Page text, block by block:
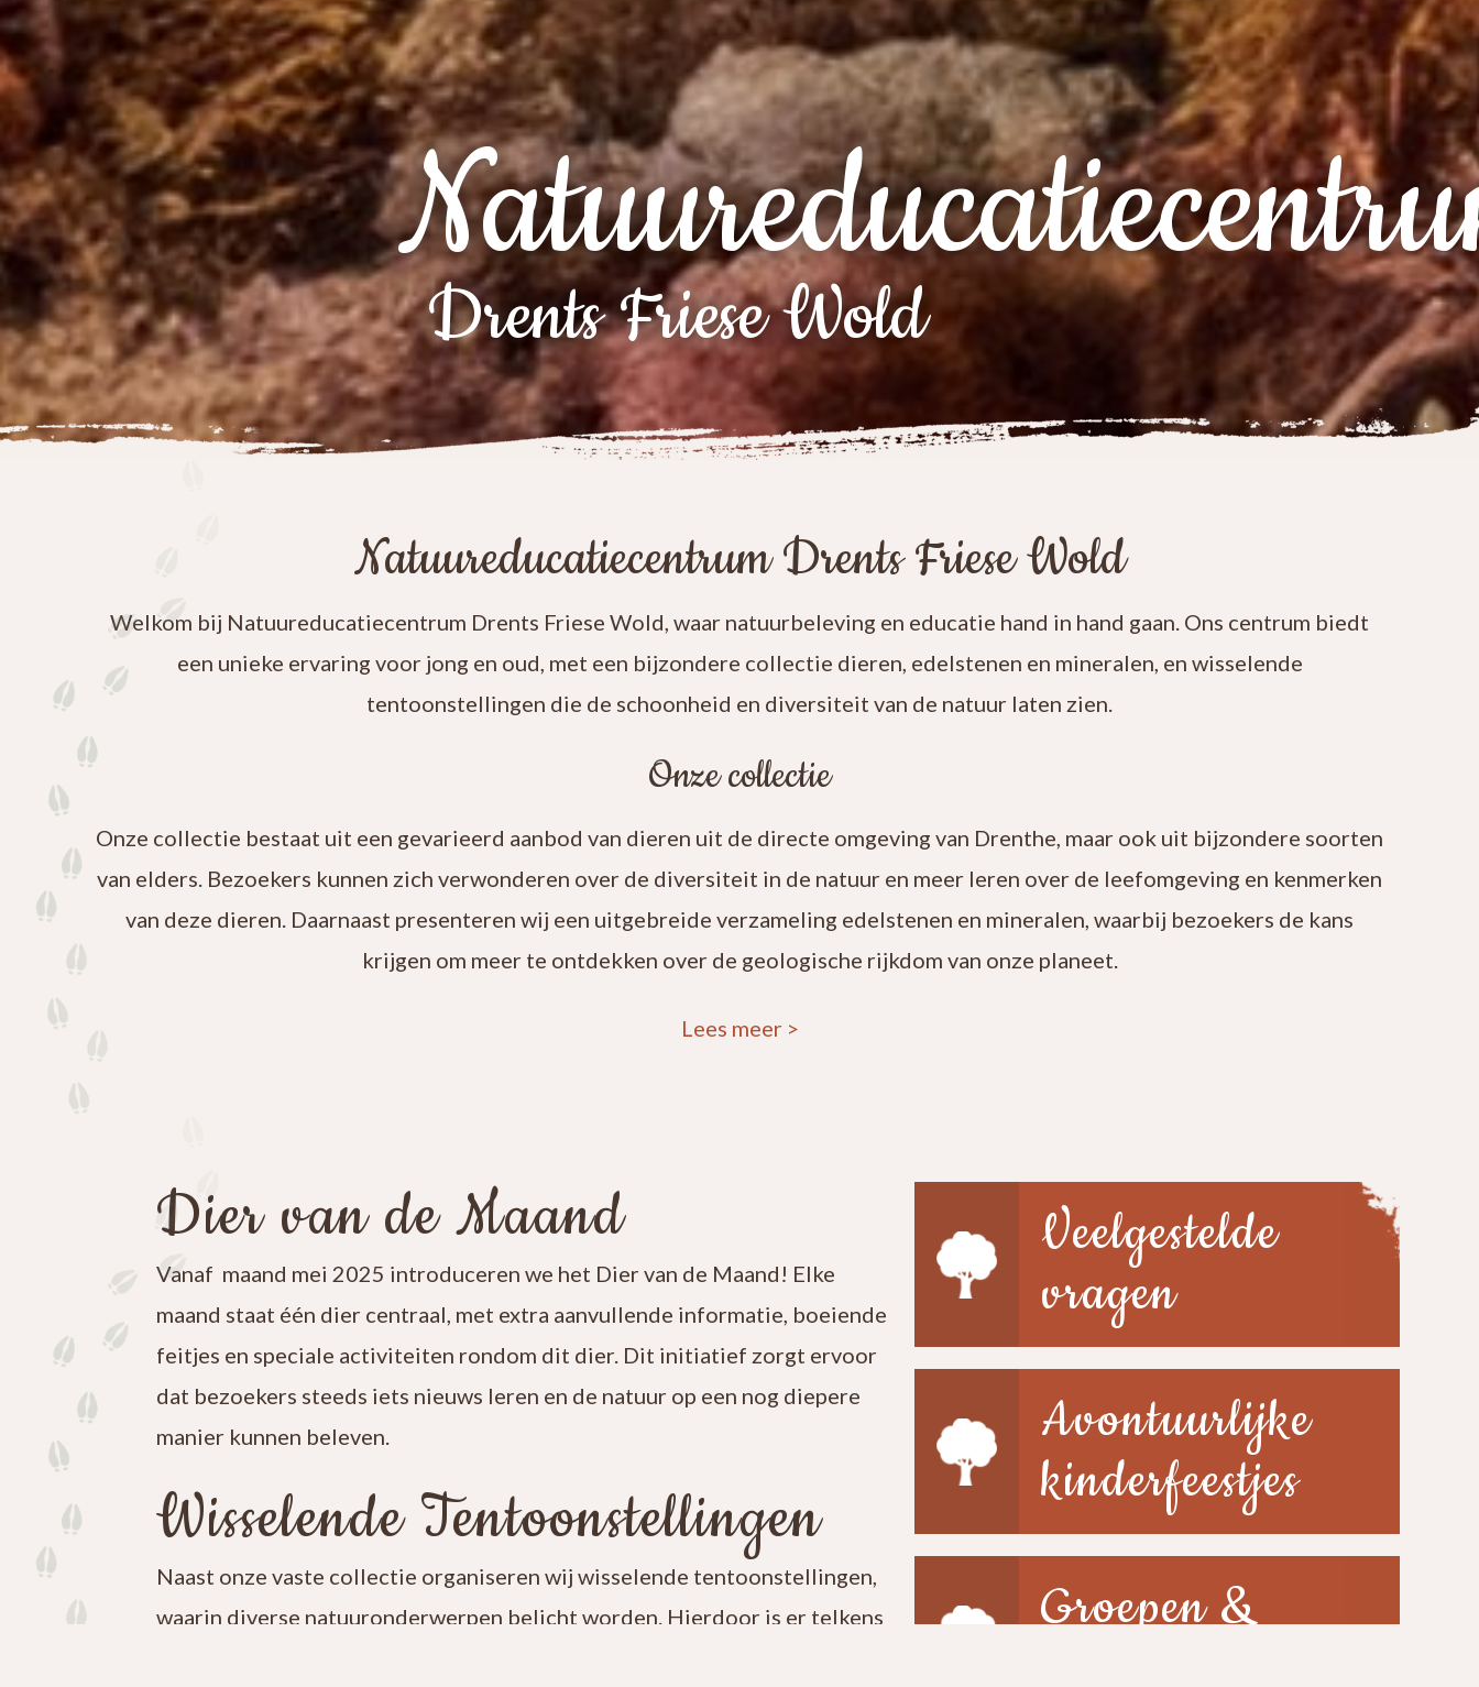
Drents Friese Wold
Natuureducatiecentrum Drents Friese Wold
Welkom bij Natuureducatiecentrum Drents Friese Wold, waar natuurbeleving en educatie hand in hand gaan. Ons centrum biedt
een unieke ervaring voor jong en oud, met een bijzondere collectie dieren, edelstenen en mineralen, en wisselende
tentoonstellingen die de schoonheid en diversiteit van de natuur laten zien.
Onze collectie
Onze collectie bestaat uit een gevarieerd aanbod van dieren uit de directe omgeving van Drenthe, maar ook uit bijzondere soorten
van elders. Bezoekers kunnen zich verwonderen over de diversiteit in de natuur en meer leren over de leefomgeving en kenmerken
van deze dieren. Daarnaast presenteren wij een uitgebreide verzameling edelstenen en mineralen, waarbij bezoekers de kans
krijgen om meer te ontdekken over de geologische rijkdom van onze planeet.
Lees meer >
Dier van de Maand
Vanaf maand mei 2025 introduceren we het Dier van de Maand! Elke
maand staat één dier centraal, met extra aanvullende informatie, boeiende
feitjes en speciale activiteiten rondom dit dier. Dit initiatief zorgt ervoor
dat bezoekers steeds iets nieuws leren en de natuur op een nog diepere
manier kunnen beleven.
Wisselende Tentoonstellingen
Naast onze vaste collectie organiseren wij wisselende tentoonstellingen,
waarin diverse natuuronderwerpen belicht worden. Hierdoor is er telkens
Veelgestelde
vragen
Avontuurlijke
kinderfeestjes
Groepen &